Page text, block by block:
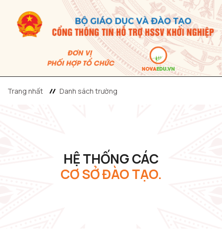
Trang nhất Danh sách trường
HỆ THỐNG CÁC
CƠ SỞ ĐÀO TẠO.